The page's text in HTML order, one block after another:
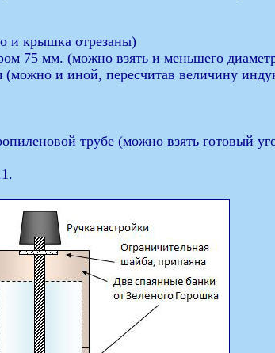
и крышка отрезаны)
75 мм. (можно взять и меньшего
и иной, пересчитав величину
трубе (можно взять готовый